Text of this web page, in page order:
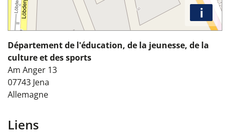
i
Département de l'éducation, de la jeunesse, de la
culture et des sports
Am Anger 13
07743 Jena
Allemagne
Liens